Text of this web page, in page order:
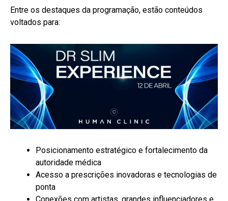
Entre os destaques da programação, estão conteúdos
voltados para:
Posicionamento estratégico e fortalecimento da
autoridade médica
Acesso a prescrições inovadoras e tecnologias de
ponta
Conexões com artistas, grandes influenciadores e